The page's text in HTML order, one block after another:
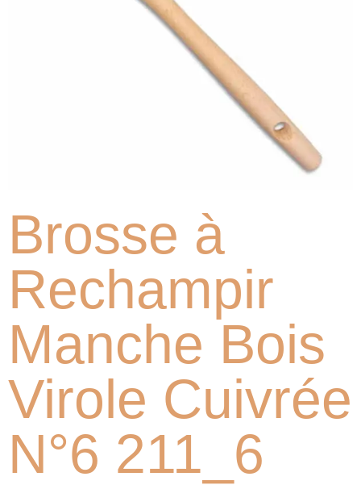
Brosse à
Rechampir
Manche Bois
Virole Cuivrée
N°6 211_6